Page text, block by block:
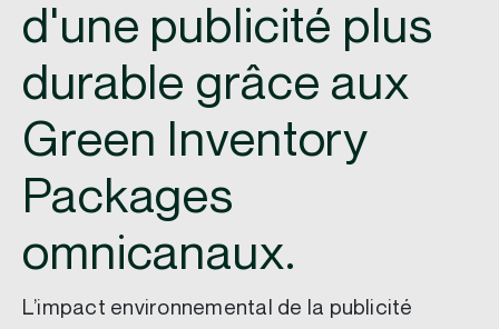
d'une publicité plus
durable grâce aux
Green Inventory
Packages
omnicanaux.
L’impact environnemental de la publicité